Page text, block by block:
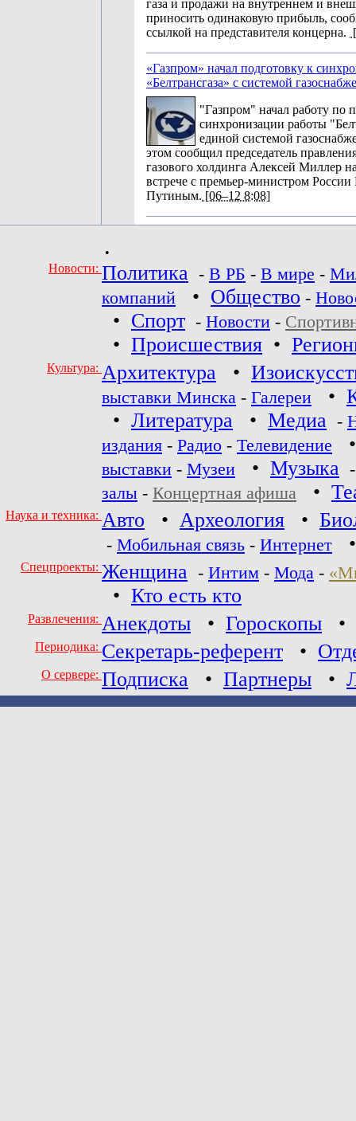
газа и продажи на внутреннем и
приносить одинаковую прибыль,
ссылкой на представителя концерна.
«Газпром» начал подготовку к
«Белтрансгаза» с системой
"Газпром" начал работу по
синхронизации работы
единой системой
этом сообщил председатель
газового холдинга Алексей Миллер
встрече с премьер-министром
Путиным. [06–12 8:08]
•
Новости: Политика - В РБ - В мире -
компаний
• Общество -
• Спорт - Новости -
• Происшествия •
Культура: Архитектура •
выставки Минска - Галереи •
• Литература • Медиа -
издания - Радио - Телевидение
выставки - Музеи • Музыка
залы - Концертная афиша •
Наука и техника: Авто • Археология •
- Мобильная связь - Интернет
Спецпроекты: Женщина - Интим - Мода -
• Кто есть кто
Развлечения: Анекдоты • Гороскопы •
Периодика: Секретарь-референт •
О сервере: Подписка • Партнеры •